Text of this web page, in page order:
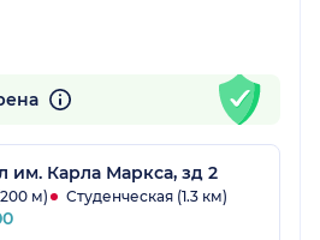
им. Карла Маркса, зд 2
м) Студенческая (1.3 км)